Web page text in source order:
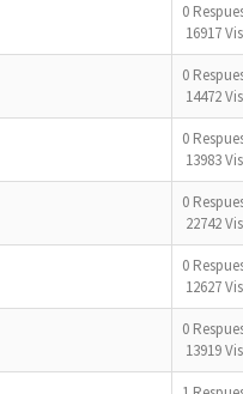
0
16917
0
14472
0
13983
0
22742
0
12627
0
13919